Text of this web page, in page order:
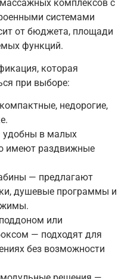
комплексов с
системами
от бюджета, площади
функций.
которая
при выборе:
недорогие,
удобны в малых
имеют раздвижные
— предлагают
душевые программы и
или
— подходят для
без возможности